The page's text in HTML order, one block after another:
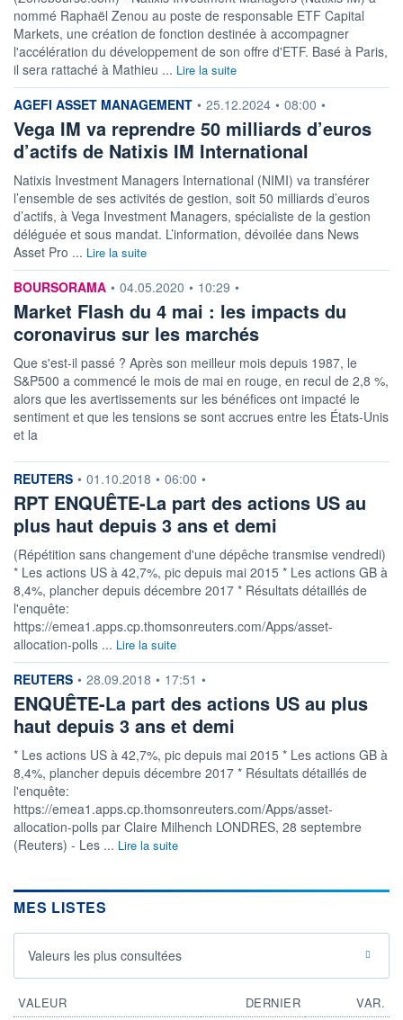
04/12 02/04
950
CATÉGORIE MORNINGSTAR
Fonds à Capital Protégé
FONDS PARTENAIRES
ÉLIGIBILITÉ
CTO BUSINESS
Non éligible Boursobank
ACTIF NET (EUR)
370M / 30.06.26
NOTATION MORNINGSTAR ⁽¹⁾
RISQUE DU FONDS (SRI)
5/7
+ PORTEFEUILLE + LISTE
nommé Raphaël Zenou au poste de responsable ETF Capital
Markets, une création de fonction destinée à accompagner
l'accélération du développement de son offre d'ETF. Basé à Paris,
il sera rattaché à Mathieu ... Lire la suite
information fournie par
AGEFI ASSET MANAGEMENT • 25.12.2024 • 08:00 •
Vega IM va reprendre 50 milliards d’euros
d’actifs de Natixis IM International
Natixis Investment Managers International (NIMI) va transférer
l’ensemble de ses activités de gestion, soit 50 milliards d’euros
d’actifs, à Vega Investment Managers, spécialiste de la gestion
déléguée et sous mandat. L’information, dévoilée dans News
Asset Pro ... Lire la suite
information fournie par
BOURSORAMA • 04.05.2020 • 10:29 •
Market Flash du 4 mai : les impacts du
coronavirus sur les marchés
Que s'est-il passé ? Après son meilleur mois depuis 1987, le
S&P500 a commencé le mois de mai en rouge, en recul de 2,8 %,
alors que les avertissements sur les bénéfices ont impacté le
sentiment et que les tensions se sont accrues entre les États-Unis
et la
information fournie par
REUTERS • 01.10.2018 • 06:00 •
RPT ENQUÊTE-La part des actions US au
plus haut depuis 3 ans et demi
(Répétition sans changement d'une dépêche transmise vendredi)
* Les actions US à 42,7%, pic depuis mai 2015 * Les actions GB à
8,4%, plancher depuis décembre 2017 * Résultats détaillés de
l'enquête:
https://emea1.apps.cp.thomsonreuters.com/Apps/asset-
allocation-polls ... Lire la suite
information fournie par
REUTERS • 28.09.2018 • 17:51 •
ENQUÊTE-La part des actions US au plus
haut depuis 3 ans et demi
* Les actions US à 42,7%, pic depuis mai 2015 * Les actions GB à
8,4%, plancher depuis décembre 2017 * Résultats détaillés de
l'enquête:
https://emea1.apps.cp.thomsonreuters.com/Apps/asset-
allocation-polls par Claire Milhench LONDRES, 28 septembre
(Reuters) - Les ... Lire la suite
MES LISTES
Valeurs les plus consultées
VALEUR DERNIER VAR.